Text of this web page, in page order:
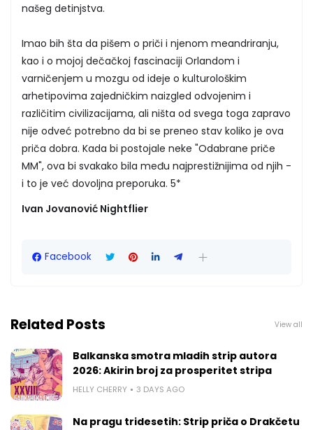
našeg detinjstva.
Imao bih šta da pišem o priči i njenom meandriranju,
kao i o mojoj dečačkoj fascinaciji Orlandom i
varničenjem u mozgu od ideje o kulturološkim
arhetipovima zajedničkim naizgled odvojenim i
različitim civilizacijama, ali ništa od svega toga zapravo
nije odveć potrebno da bi se preneo stav koliko je ova
priča dobra. Kada bi postojale neke "Odabrane priče
MM", ova bi svakako bila među najprestižnijima od njih -
i to je već dovoljna preporuka. 5*
Ivan Jovanović Nightflier
Facebook
Related Posts View all
Balkanska smotra mladih strip autora
2026: Akirin broj za prosperitet stripa
HELLY CHERRY 3 DAYS AGO
Na pragu tridesetih: Strip priča o Drakčetu